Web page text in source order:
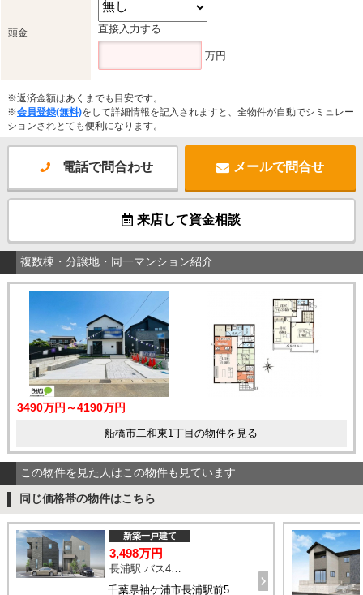
頭金 直接入力する
万円
※返済金額はあくまでも目安です。
※会員登録(無料)をして詳細情報を記入されますと、全物件が自動でシミュレー
ションされとても便利になります。
電話で問合わせ メールで問合せ
来店して資金相談
複数棟・分譲地・同一マンション紹介
3490万円～4190万円
船橋市二和東1丁目の物件を見る
この物件を見た人はこの物件も見ています
同じ価格帯の物件はこちら
新築一戸建て
3,498万円
長浦駅 バス4分 停歩6分